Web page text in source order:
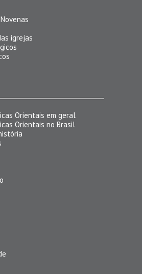
igrejas
Orientais em geral
Orientais no Brasil